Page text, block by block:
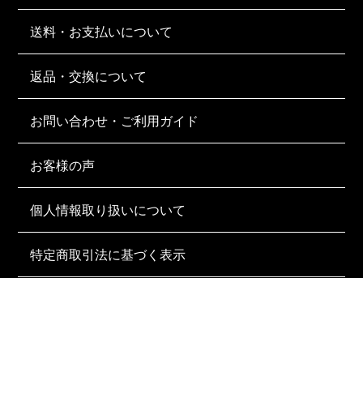
送料・お支払いについて
返品・交換について
お問い合わせ・ご利用ガイド
お客様の声
個人情報取り扱いについて
特定商取引法に基づく表示